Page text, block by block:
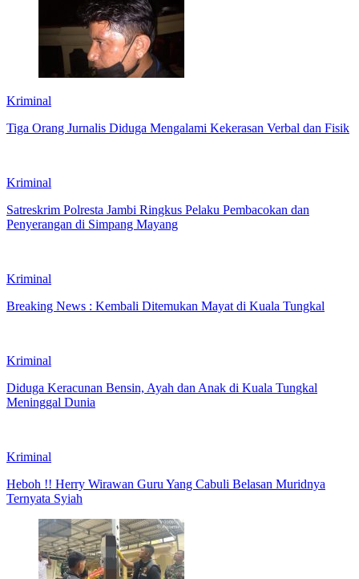
Kriminal
Tiga Orang Jurnalis Diduga Mengalami Kekerasan Verbal dan Fisik
Kriminal
Satreskrim Polresta Jambi Ringkus Pelaku Pembacokan dan
Penyerangan di Simpang Mayang
Kriminal
Breaking News : Kembali Ditemukan Mayat di Kuala Tungkal
Kriminal
Diduga Keracunan Bensin, Ayah dan Anak di Kuala Tungkal
Meninggal Dunia
Kriminal
Heboh !! Herry Wirawan Guru Yang Cabuli Belasan Muridnya
Ternyata Syiah